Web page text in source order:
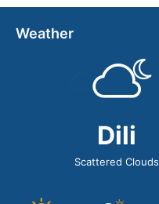
Weather
Dili
Scattered Clouds